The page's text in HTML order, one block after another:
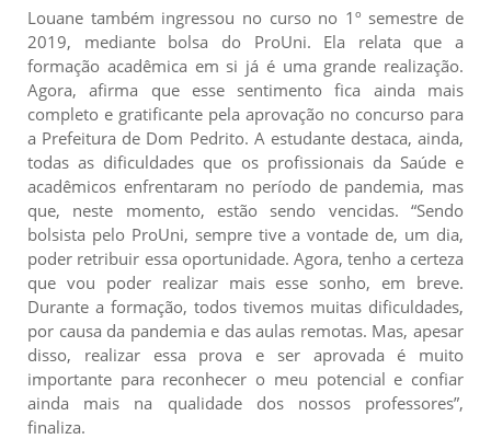
Louane também ingressou no curso no 1º semestre de
2019, mediante bolsa do ProUni. Ela relata que a
formação acadêmica em si já é uma grande realização.
Agora, afirma que esse sentimento fica ainda mais
completo e gratificante pela aprovação no concurso para
a Prefeitura de Dom Pedrito. A estudante destaca, ainda,
todas as dificuldades que os profissionais da Saúde e
acadêmicos enfrentaram no período de pandemia, mas
que, neste momento, estão sendo vencidas. “Sendo
bolsista pelo ProUni, sempre tive a vontade de, um dia,
poder retribuir essa oportunidade. Agora, tenho a certeza
que vou poder realizar mais esse sonho, em breve.
Durante a formação, todos tivemos muitas dificuldades,
por causa da pandemia e das aulas remotas. Mas, apesar
disso, realizar essa prova e ser aprovada é muito
importante para reconhecer o meu potencial e confiar
ainda mais na qualidade dos nossos professores”,
finaliza.